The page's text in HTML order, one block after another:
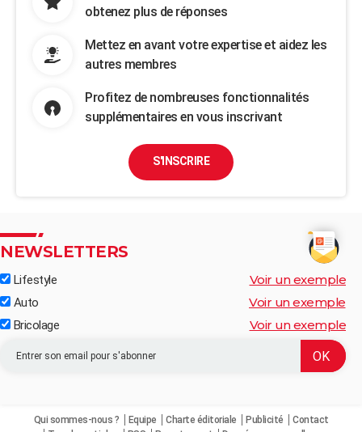
obtenez plus de réponses
Mettez en avant votre expertise et aidez les
autres membres
Profitez de nombreuses fonctionnalités
supplémentaires en vous inscrivant
S'INSCRIRE
NEWSLETTERS
Lifestyle Voir un exemple
Auto Voir un exemple
Bricolage Voir un exemple
Qui sommes-nous ? Equipe Charte éditoriale Publicité
Contact